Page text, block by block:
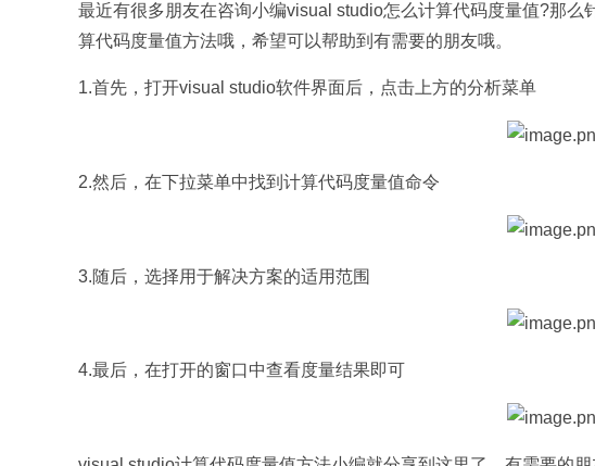
最近有很多朋友在咨询小编visual studio怎么计算代码度量值?那
算代码度量值方法哦，希望可以帮助到有需要的朋友哦。
1.首先，打开visual studio软件界面后，点击上方的分析菜单
2.然后，在下拉菜单中找到计算代码度量值命令
3.随后，选择用于解决方案的适用范围
4.最后，在打开的窗口中查看度量结果即可